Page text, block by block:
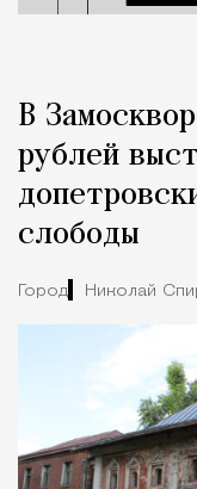
В
рублей
слободы
Город Николай